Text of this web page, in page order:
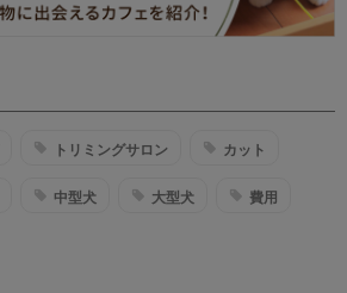
トリミングサロン カット
中型犬 大型犬 費用